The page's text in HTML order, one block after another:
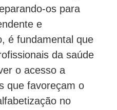
os para
e
é fundamental que
da saúde
o acesso a
que favoreçam o
no